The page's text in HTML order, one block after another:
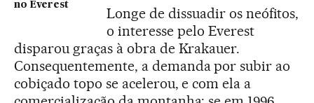
no Everest
Longe de dissuadir os neófitos,
o interesse pelo Everest
disparou graças à obra de Krakauer.
Consequentemente, a demanda por subir ao
cobiçado topo se acelerou, e com ela a